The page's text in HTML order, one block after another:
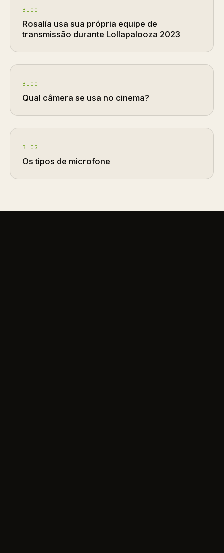
BLOG
Rosalía usa sua própria equipe de
transmissão durante Lollapalooza 2023
BLOG
Qual câmera se usa no cinema?
BLOG
Os tipos de microfone